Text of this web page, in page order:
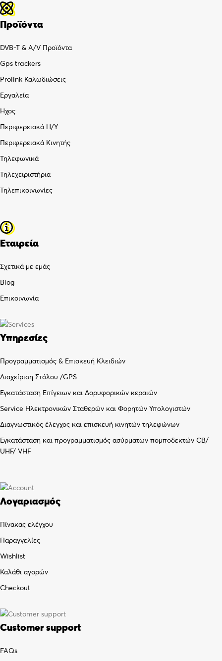
Προϊόντα
DVB-T & A/V Προϊόντα
Gps trackers
Prolink Καλωδιώσεις
Εργαλεία
Ήχος
Περιφερειακά Η/Υ
Περιφερειακά Κινητής
Τηλεφωνικά
Τηλεχειριστήρια
Τηλεπικοινωνίες
Εταιρεία
Σχετικά με εμάς
Blog
Επικοινωνία
Υπηρεσίες
Προγραμματισμός & Επισκευή Κλειδιών
Διαχείριση Στόλου /GPS
Εγκατάσταση Επίγειων και Δορυφορικών κεραιών
Service Ηλεκτρονικών Σταθερών και Φορητών Υπολογιστών
Διαγνωστικός έλεγχος και επισκευή κινητών τηλεφώνων
Εγκατάσταση και προγραμματισμός ασύρματων πομποδεκτών CB/
UHF/ VHF
Λογαριασμός
Πίνακας ελέγχου
Παραγγελίες
Wishlist
Καλάθι αγορών
Checkout
Customer support
FAQs